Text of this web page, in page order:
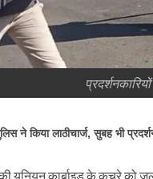
ने किया लाठीचार्ज, सुबह भी
यूनियन कार्बाइड के कचरे को